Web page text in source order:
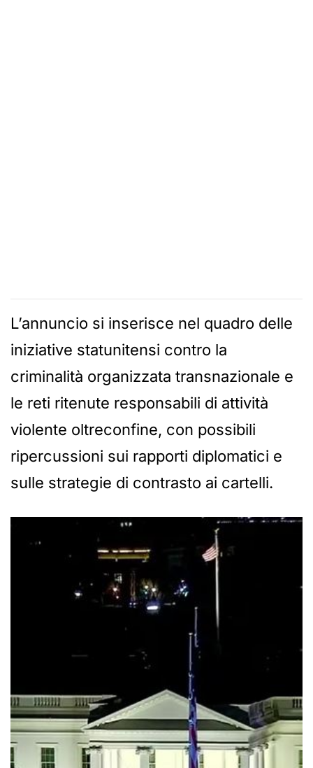
L’annuncio si inserisce nel quadro delle
iniziative statunitensi contro la
criminalità organizzata transnazionale e
le reti ritenute responsabili di attività
violente oltreconfine, con possibili
ripercussioni sui rapporti diplomatici e
sulle strategie di contrasto ai cartelli.